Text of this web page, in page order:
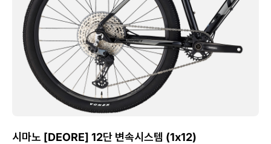
시마노 [DEORE] 12단 변속시스템 (1x12)